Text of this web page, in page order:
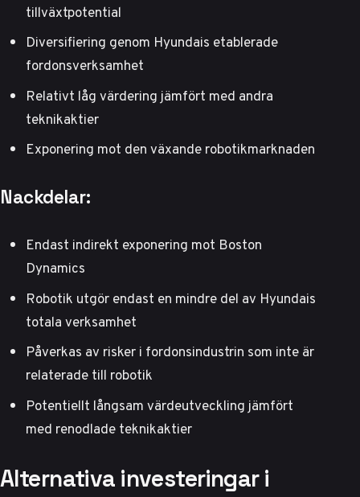
tillväxtpotential
Diversifiering genom Hyundais etablerade
fordonsverksamhet
Relativt låg värdering jämfört med andra
teknikaktier
Exponering mot den växande robotikmarknaden
Nackdelar:
Endast indirekt exponering mot Boston
Dynamics
Robotik utgör endast en mindre del av Hyundais
totala verksamhet
Påverkas av risker i fordonsindustrin som inte är
relaterade till robotik
Potentiellt långsam värdeutveckling jämfört
med renodlade teknikaktier
Alternativa investeringar i